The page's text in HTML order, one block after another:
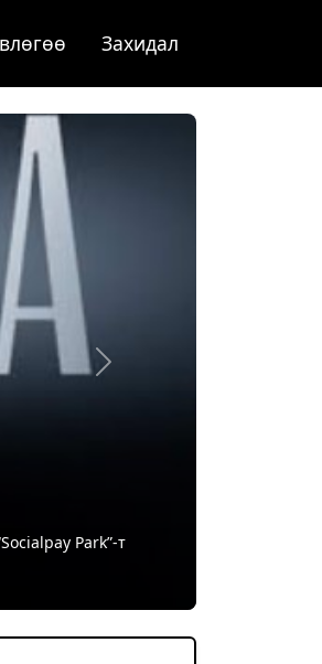
Захидал
хотод